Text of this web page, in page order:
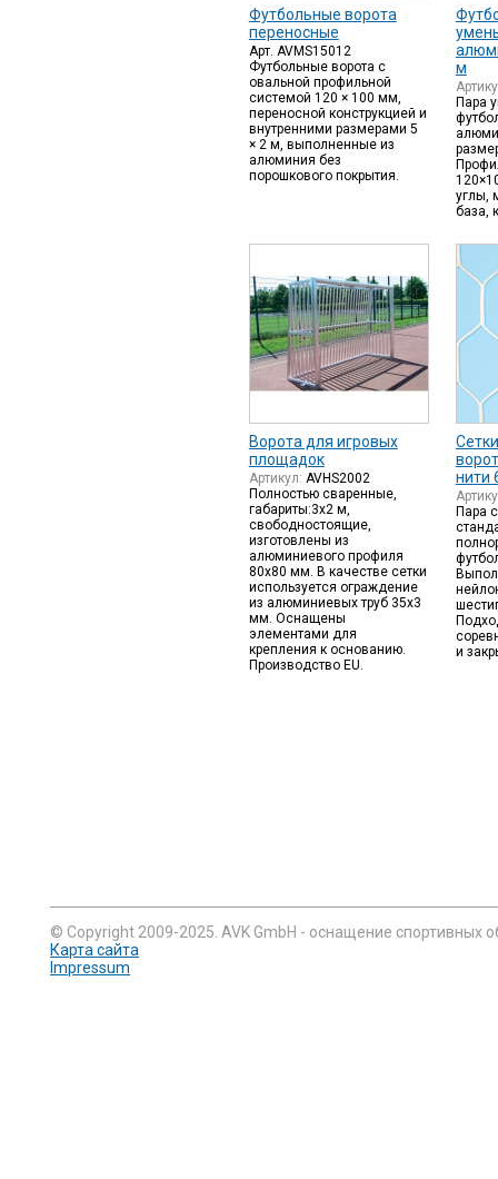
Футбольные ворота
переносные
Арт. AVMS15012
Футбольные ворота с
овальной профильной
системой 120 × 100 мм,
переносной конструкцией и
внутренними размерами 5
× 2 м, выполненные из
алюминия без
порошкового покрытия.
м
Пара
углы,
база,
Ворота для игровых
площадок
Артикул: AVHS2002
Полностью сваренные,
габариты:3х2 м,
свободностоящие,
изготовлены из
алюминиевого профиля
80х80 мм. В качестве сетки
используется ограждение
из алюминиевых труб 35х3
мм. Оснащены
элементами для
крепления к основанию.
Производство EU.
нити
Пара
и
© Copyright 2009-2025. AVK GmbH - оснащение спортивных
Карта сайта
Impressum